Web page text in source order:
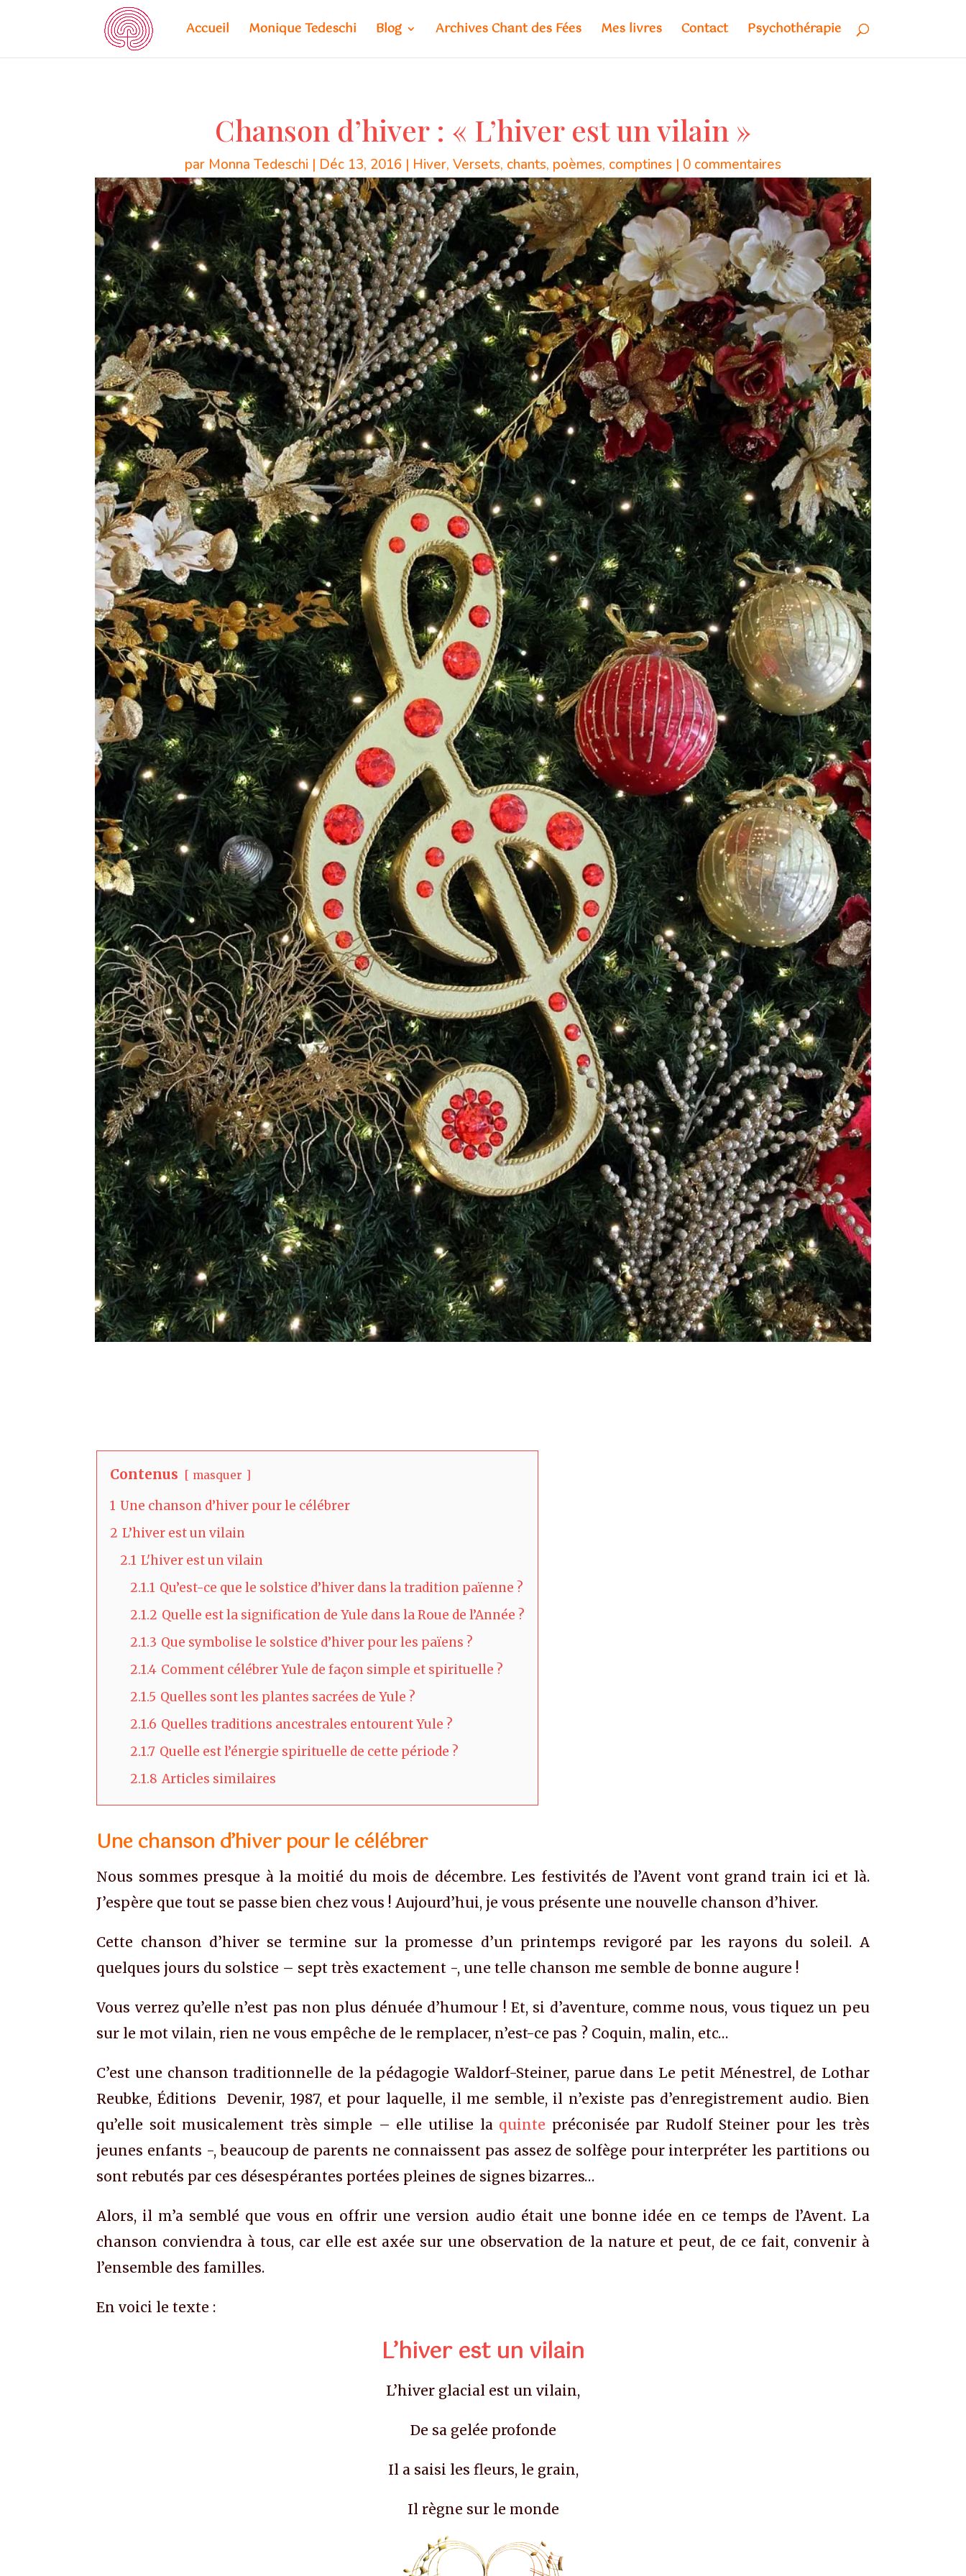
Accueil Monique Tedeschi Blog Archives Chant des Fées Mes livres Contact Psychothérapie
Chanson d’hiver : « L’hiver est un vilain »
par Monna Tedeschi | Déc 13, 2016 | Hiver, Versets, chants, poèmes, comptines | 0 commentaires
Contenus masquer
1 Une chanson d’hiver pour le célébrer
2 L’hiver est un vilain
2.1 L'hiver est un vilain
2.1.1 Qu’est-ce que le solstice d’hiver dans la tradition païenne ?
2.1.2 Quelle est la signification de Yule dans la Roue de l’Année ?
2.1.3 Que symbolise le solstice d’hiver pour les païens ?
2.1.4 Comment célébrer Yule de façon simple et spirituelle ?
2.1.5 Quelles sont les plantes sacrées de Yule ?
2.1.6 Quelles traditions ancestrales entourent Yule ?
2.1.7 Quelle est l’énergie spirituelle de cette période ?
2.1.8 Articles similaires
Une chanson d’hiver pour le célébrer
Nous sommes presque à la moitié du mois de décembre. Les festivités de l’Avent vont grand train ici et là.
J’espère que tout se passe bien chez vous ! Aujourd’hui, je vous présente une nouvelle chanson d’hiver.
Cette chanson d’hiver se termine sur la promesse d’un printemps revigoré par les rayons du soleil. A
quelques jours du solstice – sept très exactement -, une telle chanson me semble de bonne augure !
Vous verrez qu’elle n’est pas non plus dénuée d’humour ! Et, si d’aventure, comme nous, vous tiquez un peu
sur le mot vilain, rien ne vous empêche de le remplacer, n’est-ce pas ? Coquin, malin, etc…
C’est une chanson traditionnelle de la pédagogie Waldorf-Steiner, parue dans Le petit Ménestrel, de Lothar
Reubke, Éditions Devenir, 1987, et pour laquelle, il me semble, il n’existe pas d’enregistrement audio. Bien
qu’elle soit musicalement très simple – elle utilise la quinte préconisée par Rudolf Steiner pour les très
jeunes enfants -, beaucoup de parents ne connaissent pas assez de solfège pour interpréter les partitions ou
sont rebutés par ces désespérantes portées pleines de signes bizarres…
Alors, il m’a semblé que vous en offrir une version audio était une bonne idée en ce temps de l’Avent. La
chanson conviendra à tous, car elle est axée sur une observation de la nature et peut, de ce fait, convenir à
l’ensemble des familles.
En voici le texte :
L’hiver est un vilain
L’hiver glacial est un vilain,
De sa gelée profonde
Il a saisi les fleurs, le grain,
Il règne sur le monde